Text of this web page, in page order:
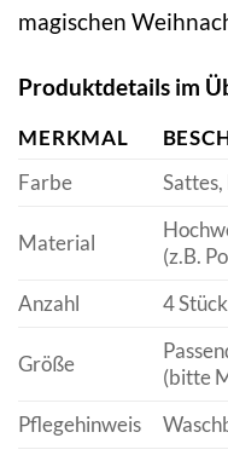
magischen
Produktdetails im
MERKMAL
Farbe
Material
(z.B.
Anzahl
4
Größe
(bitte
Pflegehinweis